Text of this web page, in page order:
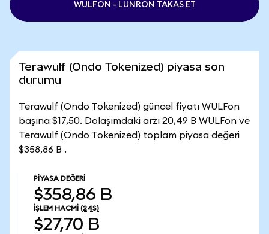
WULFON - LUNRON TAKAS ET
Terawulf (Ondo Tokenized) piyasa son
durumu
Terawulf (Ondo Tokenized) güncel fiyatı WULFon
başına $17,50. Dolaşımdaki arzı 20,49 B WULFon ve
Terawulf (Ondo Tokenized) toplam piyasa değeri
$358,86 B .
PIYASA DEĞERI
$358,86 B
İŞLEM HACMI (24S)
$27,70 B